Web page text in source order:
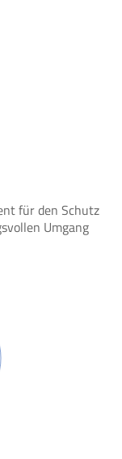
für den Schutz
Umgang